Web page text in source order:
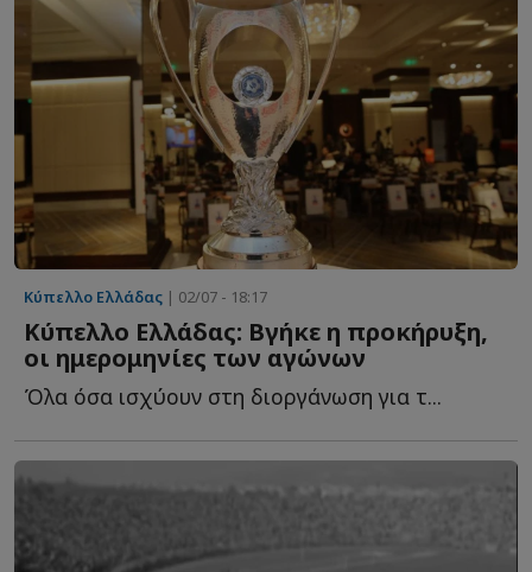
Κύπελλο Ελλάδας | 02/07 - 18:17
Κύπελλο Ελλάδας: Βγήκε η προκήρυξη,
οι ημερομηνίες των αγώνων
Όλα όσα ισχύουν στη διοργάνωση για τ...